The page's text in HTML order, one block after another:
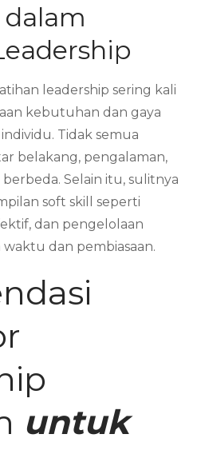
leadership sering kali
kebutuhan dan gaya
Tidak semua
belakang, pengalaman,
Selain itu, sulitnya
soft skill seperti
dan pengelolaan
dan pembiasaan.
untuk